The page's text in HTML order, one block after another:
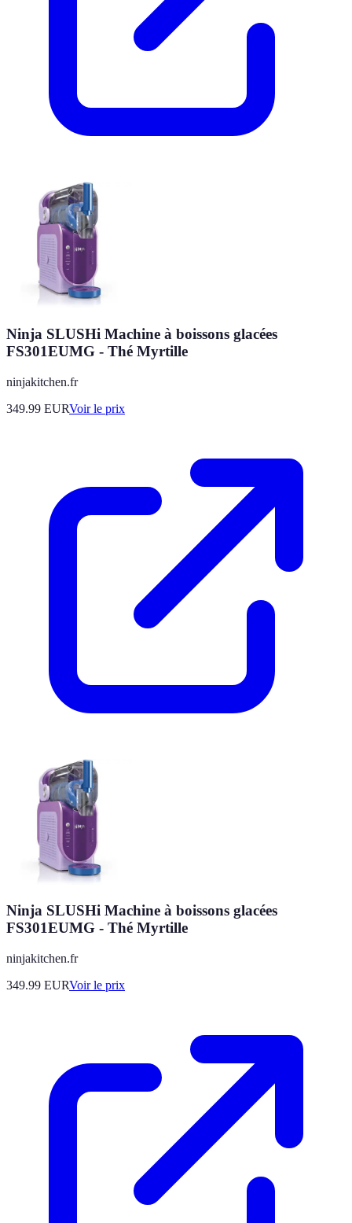
Ninja SLUSHi Machine à boissons glacées
FS301EUMG - Thé Myrtille
ninjakitchen.fr
349.99 EURVoir le prix
Ninja SLUSHi Machine à boissons glacées
FS301EUMG - Thé Myrtille
ninjakitchen.fr
349.99 EURVoir le prix